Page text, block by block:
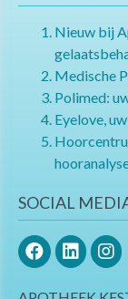
Nieuw bij
Medische
Polimed:
Eyelove,
SOCIAL